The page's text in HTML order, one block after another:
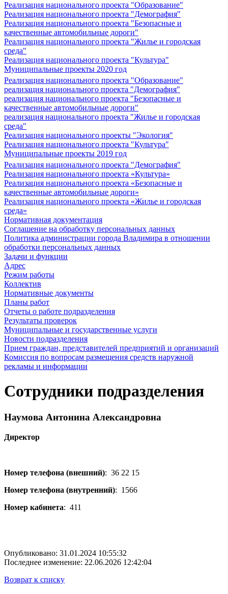
Реализация национального проекта "Образование"
Реализация национального проекта "Демография"
Реализация национального проекта "Безопасные и
качественные автомобильные дороги"
Реализация национального проекта "Жилье и городская
среда"
Реализация национального проекта "Культура"
Муниципальные проекты 2020 год
Реализация национального проекта "Образование"
реализация национального проекта "Демография"
реализация национального проекта "Безопасные и
качественные автомобильные дороги"
реализация национального проекта "Жилье и городская
среда"
Реализация национального проекты "Экология"
Реализация национального проекта "Культура"
Муниципальные проекты 2019 год
Реализация национального проекта "Демография"
Реализация национального проекта «Культура»
Реализация национального проекта «Безопасные и
качественные автомобильные дороги»
Реализация национального проекта «Жилье и городская
среда»
Нормативная документация
Соглашение на обработку персональных данных
Политика администрации города Владимира в отношении
обработки персональных данных
Задачи и функции
Адрес
Режим работы
Коллектив
Нормативные документы
Планы работ
Отчеты о работе подразделения
Результаты проверок
Муниципальные и государственные услуги
Новости подразделения
Прием граждан, представителей предприятий и организаций
Комиссия по вопросам размещения средств наружной
рекламы и информации
Сотрудники подразделения
Наумова Антонина Александровна
Директор
Номер телефона (внешний): 36 22 15
Номер телефона (внутренний): 1566
Номер кабинета: 411
Опубликовано: 31.01.2024 10:55:32
Последнее изменение: 22.06.2026 12:42:04
Возврат к списку